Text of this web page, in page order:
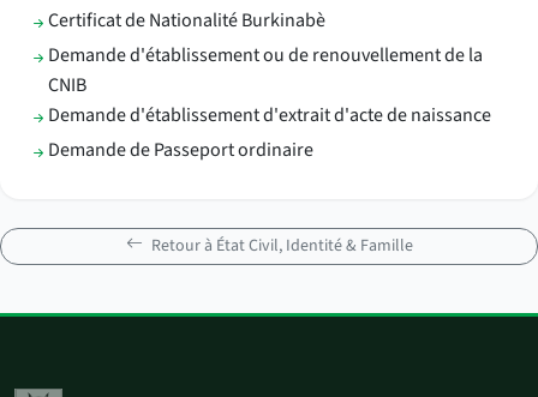
Certificat de Nationalité Burkinabè
Demande d'établissement ou de renouvellement de la
CNIB
Demande d'établissement d'extrait d'acte de naissance
Demande de Passeport ordinaire
Retour à État Civil, Identité & Famille